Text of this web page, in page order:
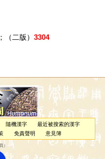
（二版） 3304
隨機漢字
最近被搜索的漢字
免責聲明 意見簿
）